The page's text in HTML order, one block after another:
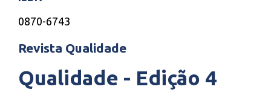
0870-6743
Revista Qualidade
Qualidade - Edição 4